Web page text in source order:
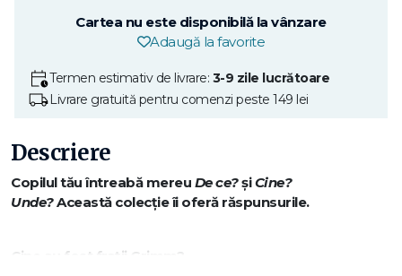
Cartea nu este disponibilă la vânzare
Adaugă la favorite
Termen estimativ de livrare: 3-9 zile lucrătoare
Livrare gratuită pentru comenzi peste 149 lei
Descriere
Copilul tău întreabă mereu De ce?șiCine?
Unde?Această colecție îi oferă răspunsurile.
Cine au fost frații Grimm?